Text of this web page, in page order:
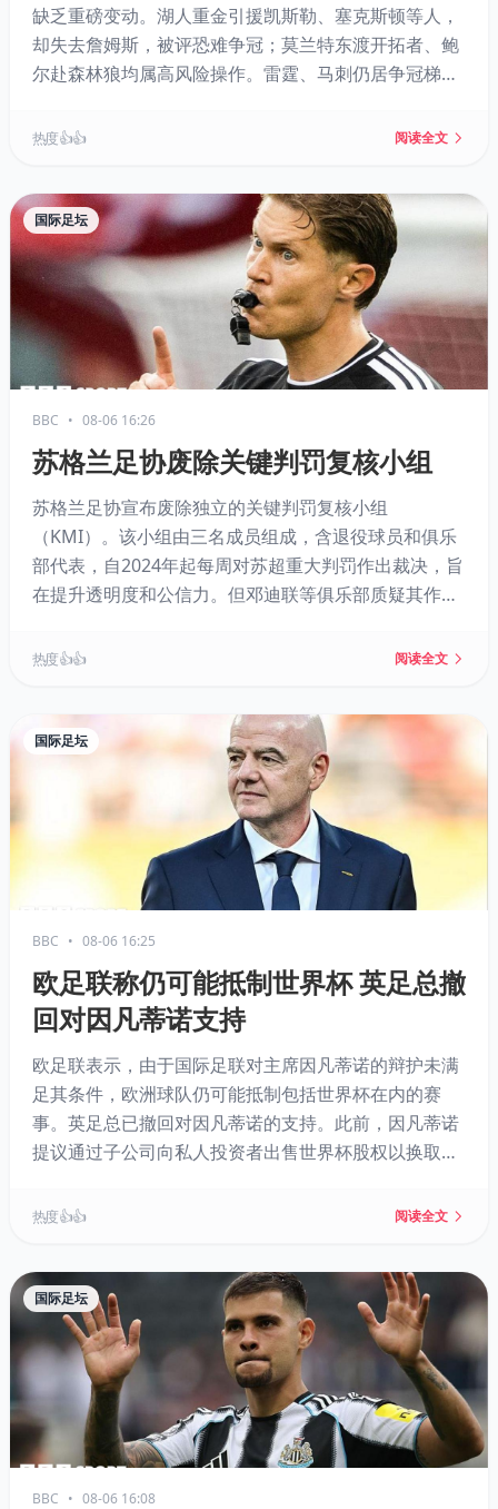
缺乏重磅变动。湖人重金引援凯斯勒、塞克斯顿等人，
却失去詹姆斯，被评恐难争冠；莫兰特东渡开拓者、鲍
尔赴森林狼均属高风险操作。雷霆、马刺仍居争冠梯
出首轮签遭质疑。
热度 👍👍 阅读全文
国际足坛
BBC • 08-06 16:26
苏格兰足协废除关键判罚复核小组
苏格兰足协宣布废除独立的关键判罚复核小组
（KMI）。该小组由三名成员组成，含退役球员和俱乐
部代表，自2024年起每周对苏超重大判罚作出裁决，旨
在提升透明度和公信力。但邓迪联等俱乐部质疑其作
VAR复盘节目以及同队长、教练的定期沟通机制，解释
热度 👍👍 阅读全文
国际足坛
BBC • 08-06 16:25
欧足联称仍可能抵制世界杯 英足总撤
回对因凡蒂诺支持
欧足联表示，由于国际足联对主席因凡蒂诺的辩护未满
足其条件，欧洲球队仍可能抵制包括世界杯在内的赛
事。英足总已撤回对因凡蒂诺的支持。此前，因凡蒂诺
提议通过子公司向私人投资者出售世界杯股权以换取资
其不信任，并要求问责。因凡蒂诺拒绝辞职，欧足联正
热度 👍👍 阅读全文
国际足坛
BBC • 08-06 16:08